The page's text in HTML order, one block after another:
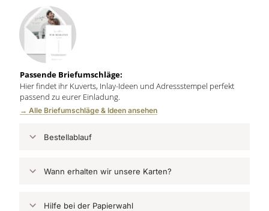
Bestellablauf
Wann erhalten wir unsere Karten?
Hilfe bei der Papierwahl
Passende Briefumschläge:
Hier findet ihr Kuverts, Inlay-Ideen und Adressstempel perfekt
passend zu eurer Einladung.
→ Alle Briefumschläge & Ideen ansehen